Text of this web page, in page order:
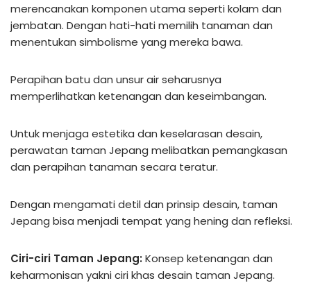
merencanakan komponen utama seperti kolam dan
jembatan. Dengan hati-hati memilih tanaman dan
menentukan simbolisme yang mereka bawa.
Perapihan batu dan unsur air seharusnya
memperlihatkan ketenangan dan keseimbangan.
Untuk menjaga estetika dan keselarasan desain,
perawatan taman Jepang melibatkan pemangkasan
dan perapihan tanaman secara teratur.
Dengan mengamati detil dan prinsip desain, taman
Jepang bisa menjadi tempat yang hening dan refleksi.
Ciri-ciri Taman Jepang: Konsep ketenangan dan
keharmonisan yakni ciri khas desain taman Jepang.